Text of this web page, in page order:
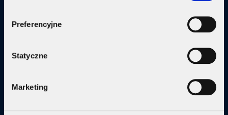
Preferencyjne
Statyczne
Marketing
Internet + telewizja
Internet + plan komórkowy
Małe firmy